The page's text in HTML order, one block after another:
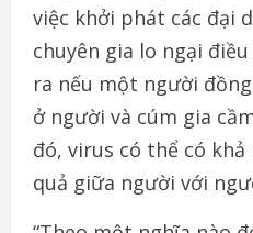
việc khởi phát các đại
chuyên gia lo ngại
ra nếu một người
ở người và cúm gia
đó, virus có thể có
quả giữa người với